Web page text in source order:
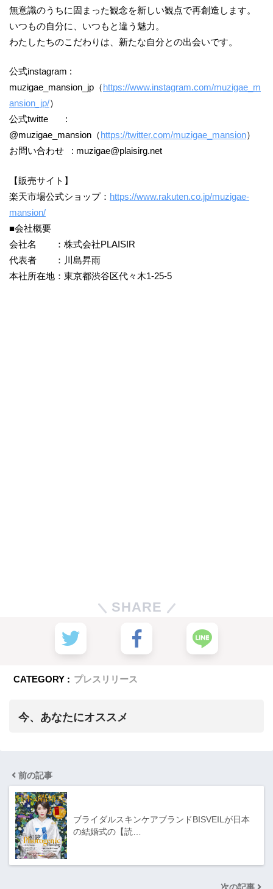
無意識のうちに固まった観念を新しい観点で再創造します。
いつもの自分に、いつもと違う魅力。
わたしたちのこだわりは、新たな自分との出会いです。
公式instagram :
muzigae_mansion_jp（https://www.instagram.com/muzigae_m
ansion_jp/）
公式twitte :
@muzigae_mansion（https://twitter.com/muzigae_mansion）
お問い合わせ : muzigae@plaisirg.net
【販売サイト】
楽天市場公式ショップ： https://www.rakuten.co.jp/muzigae-
mansion/
■会社概要
会社名 ：株式会社PLAISIR
代表者 ：川島昇雨
本社所在地：東京都渋谷区代々木1-25-5
SHARE
CATEGORY : プレスリリース
今、あなたにオススメ
前の記事
ブライダルスキンケアブランドBISVEILが日本
の結婚式の【読…